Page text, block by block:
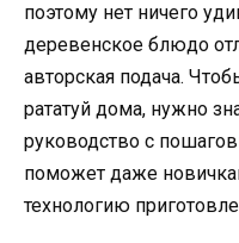
поэтому нет ничего
деревенское блюдо
авторская подача.
рататуй дома, нужно
руководство с
поможет даже
технологию